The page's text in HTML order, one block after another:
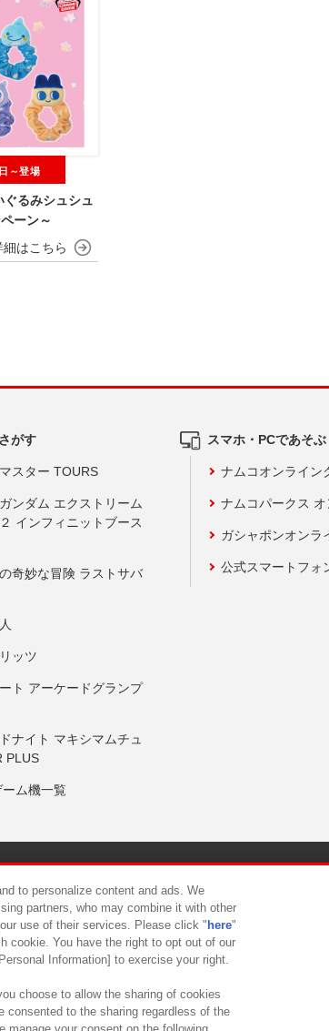
るみシュシュ
ーン～
日～登場
がす
スター TOURS
ンダム エクストリーム
インフィニットブース
奇妙な冒険 ラストサバ
ッツ
ト アーケードグランプ
ナイト マキシマムチュ
PLUS
ム機一覧
スマホ・PCであそぶ
ナムコオンライン
ナムコパークス
ガシャポンオンラ
公式スマートフォ
いて カスタマーハラスメント対応方針
to personalize content and ads. We
partners, who may combine it with other
use of their services. Please click " here"
cookie. You have the right to opt out of our
Information] to exercise your right.
choose to allow the sharing of cookies
consented to the sharing regardless of the